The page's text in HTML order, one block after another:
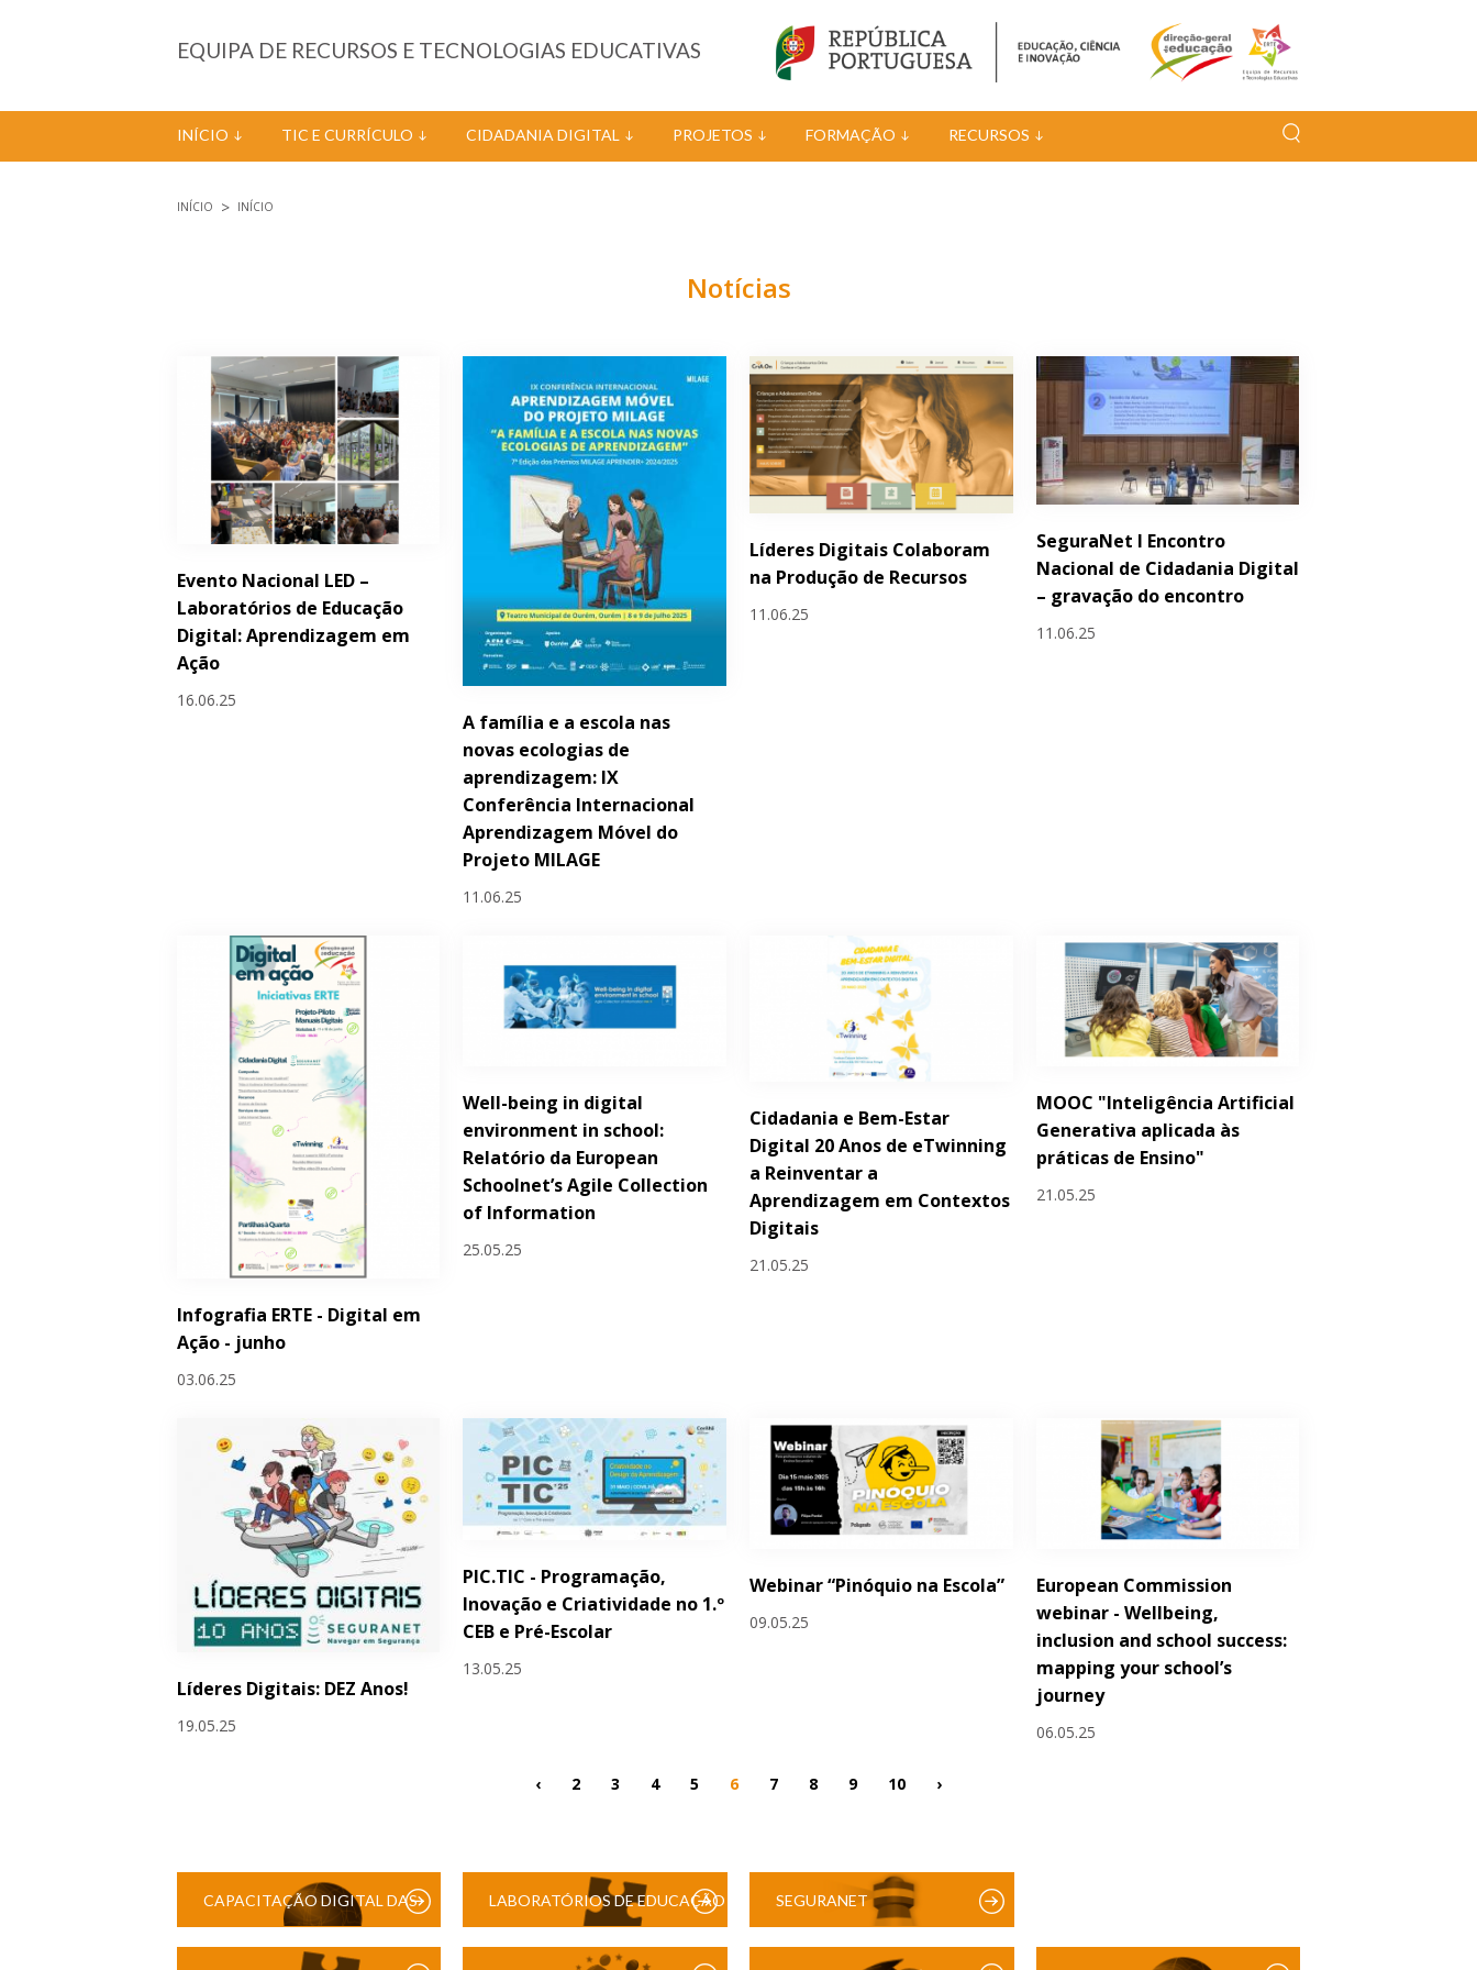
EQUIPA DE RECURSOS E TECNOLOGIAS EDUCATIVAS
INÍCIO TIC E CURRÍCULO CIDADANIA DIGITAL PROJETOS FORMAÇÃO RECURSOS
INÍCIO INÍCIO
Notícias
Evento Nacional LED –
Laboratórios de Educação
Digital: Aprendizagem em
Ação
16.06.25
A família e a escola nas
novas ecologias de
aprendizagem: IX
Conferência Internacional
Aprendizagem Móvel do
Projeto MILAGE
11.06.25
Líderes Digitais Colaboram
na Produção de Recursos
11.06.25
SeguraNet I Encontro
Nacional de Cidadania Digital
– gravação do encontro
11.06.25
Infografia ERTE - Digital em
Ação - junho
03.06.25
Well-being in digital
environment in school:
Relatório da European
Schoolnet’s Agile Collection
of Information
25.05.25
Cidadania e Bem-Estar
Digital 20 Anos de eTwinning
a Reinventar a
Aprendizagem em Contextos
Digitais
21.05.25
MOOC "Inteligência Artificial
Generativa aplicada às
práticas de Ensino"
21.05.25
Líderes Digitais: DEZ Anos!
19.05.25
PIC.TIC - Programação,
Inovação e Criatividade no 1.º
CEB e Pré-Escolar
13.05.25
Webinar “Pinóquio na Escola”
09.05.25
European Commission
webinar - Wellbeing,
inclusion and school success:
mapping your school’s
journey
06.05.25
Páginas
‹ 2 3 4 5 6 7 8 9 10 ›
CAPACITAÇÃO DIGITAL DAS LABORATÓRIOS DE EDUCAÇÃO SEGURANET